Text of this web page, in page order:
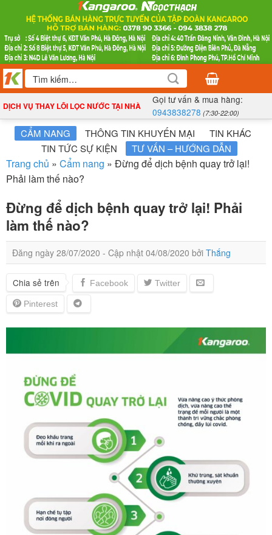
nội
dung
Tìm
kiếm:
DỊCH VỤ THAY LÕI LỌC NƯỚC TẠI NHÀ
Gọi tư vấn & mua hàng:
0943838278 (7:30-22:00)
CẨM NANG THÔNG TIN KHUYẾN MẠI
TIN KHÁC
TIN TỨC SỰ KIỆN
TƯ VẤN – HƯỚNG DẪN
Trang chủ » Cẩm nang » Đừng để dịch bệnh quay trở lại!
Phải làm thế nào?
Đừng để dịch bệnh quay trở lại! Phải
làm thế nào?
Đăng ngày 28/07/2020 - Cập nhật 04/08/2020 bởi Thắng
Chia sẻ trên